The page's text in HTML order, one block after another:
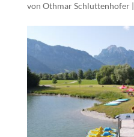
von Othmar Schluttenhofer|